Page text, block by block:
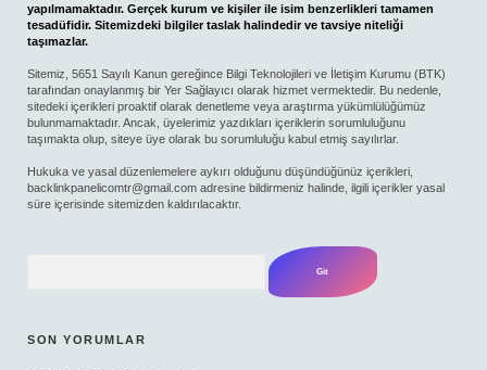
yapılmamaktadır. Gerçek kurum ve kişiler ile isim benzerlikleri tamamen
tesadüfidir. Sitemizdeki bilgiler taslak halindedir ve tavsiye niteliği
taşımazlar.
Sitemiz, 5651 Sayılı Kanun gereğince Bilgi Teknolojileri ve İletişim Kurumu (BTK)
tarafından onaylanmış bir Yer Sağlayıcı olarak hizmet vermektedir. Bu nedenle,
sitedeki içerikleri proaktif olarak denetleme veya araştırma yükümlülüğümüz
bulunmamaktadır. Ancak, üyelerimiz yazdıkları içeriklerin sorumluluğunu
taşımakta olup, siteye üye olarak bu sorumluluğu kabul etmiş sayılırlar.
Hukuka ve yasal düzenlemelere aykırı olduğunu düşündüğünüz içerikleri,
backlinkpanelicomtr@gmail.com adresine bildirmeniz halinde, ilgili içerikler yasal
süre içerisinde sitemizden kaldırılacaktır.
SON YORUMLAR